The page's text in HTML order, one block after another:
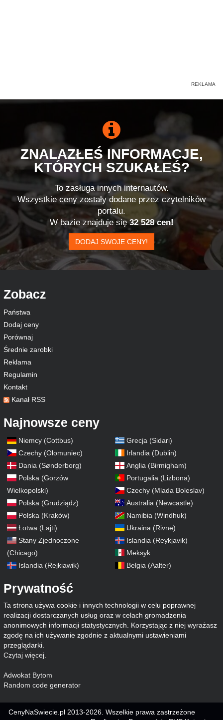
ZNALAZŁEŚ INFORMACJE,
KTÓRYCH SZUKAŁEŚ?
To zasługa innych internautów.
Wszystkie ceny zostały dodane przez czytelników
portalu.
W bazie znajduje się32 528 cen!
DODAJ SWOJE CENY!
Zobacz
Państwa
Dodaj ceny
Porównaj
Średnie zarobki
Reklama
Regulamin
Kontakt
Kanał RSS
Najnowsze ceny
Niemcy (Cottbus)
Czechy (Ołomuniec)
Dania (Sønderborg)
Polska (Gorzów
Wielkopolski)
Polska (Grudziądz)
Polska (Kraków)
Łotwa (Lajti)
Stany Zjednoczone
(Chicago)
Islandia (Rejkiawik)
Grecja (Sidari)
Irlandia (Dublin)
Anglia (Birmigham)
Portugalia (Lizbona)
Czechy (Mlada Boleslav)
Australia (Newcastle)
Namibia (Windhuk)
Ukraina (Rivne)
Islandia (Reykjavik)
Meksyk
Belgia (Aalter)
Prywatność
Ta strona używa cookie i innych technologii w celu poprawnej
realizacji dostarczanych usług oraz w celach gromadzenia
anonimowych informacji statystycznych. Korzystając z niej wyrażasz
zgodę na ich używanie zgodnie z aktualnymi ustawieniami
przeglądarki.
Czytaj więcej
Adwokat Bytom
Random code generator
CenyNaSwiecie.pl 2013-2026. Wszelkie prawa zastrzeżone